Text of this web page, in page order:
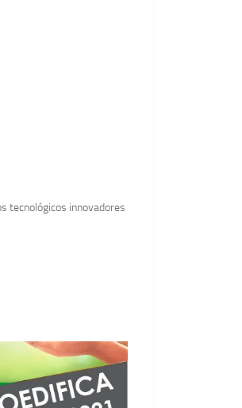
tecnológicos innovadores